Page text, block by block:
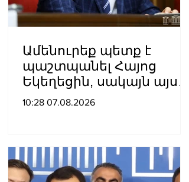
Ամենուրեք պետք է
պաշտպանել Հայոց
Եկեղեցին, սակայն այս
ամենին վերջ տալու,
իշխանափոխությունն է.
Տիգրան Աբրահամյան
10:28 07.08.2026